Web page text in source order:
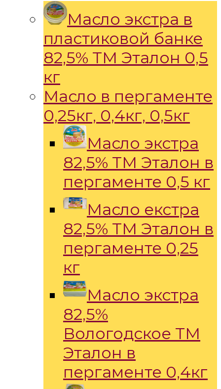
Масло экстра в
пластиковой банке
82,5% ТМ Эталон 0,5
кг
Масло в пергаменте
0,25кг, 0,4кг, 0,5кг
Масло экстра
82,5% ТМ Эталон в
пергаменте 0,5 кг
Масло екстра
82,5% ТМ Эталон в
пергаменте 0,25
кг
Масло экстра
82,5%
Вологодское ТМ
Эталон в
пергаменте 0,4кг